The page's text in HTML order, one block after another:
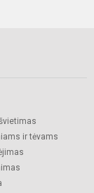
ir tėvams